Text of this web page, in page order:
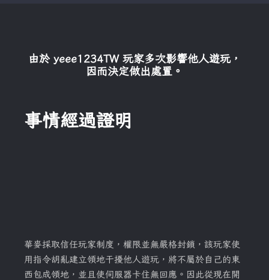
由於 yeee1234TW 玩家多次影響他人遊玩，
因而決定做出處置。
事情經過證明
華麥採取信任玩家制度，權限並無嚴格封鎖，該玩家使
用指令胡亂建立領地干擾他人遊玩，將不屬於自己的東
西包成領地，並且使伺服器卡住無回應。因此從現在開